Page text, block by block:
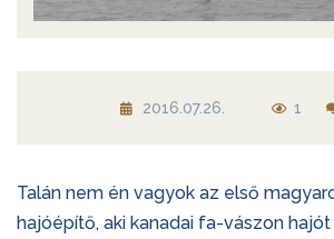
2016.07.26. 1
Talán nem én vagyok az első
hajóépítő, aki kanadai fa-vászon